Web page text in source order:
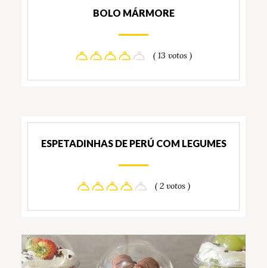
BOLO MÁRMORE
( 13 votos )
ESPETADINHAS DE PERÚ COM LEGUMES
( 2 votos )